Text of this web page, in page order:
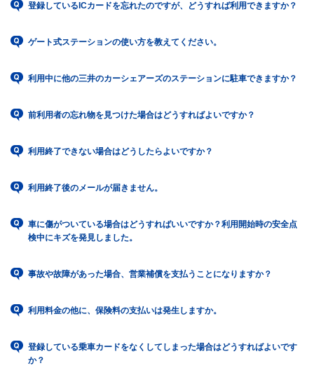
登録しているICカードを忘れたのですが、どうすれば利用できますか？
ゲート式ステーションの使い方を教えてください。
利用中に他の三井のカーシェアーズのステーションに駐車できますか？
前利用者の忘れ物を見つけた場合はどうすればよいですか？
利用終了できない場合はどうしたらよいですか？
利用終了後のメールが届きません。
車に傷がついている場合はどうすればいいですか？利用開始時の安全点
検中にキズを発見しました。
事故や故障があった場合、営業補償を支払うことになりますか？
利用料金の他に、保険料の支払いは発生しますか。
登録している乗車カードをなくしてしまった場合はどうすればよいです
か？